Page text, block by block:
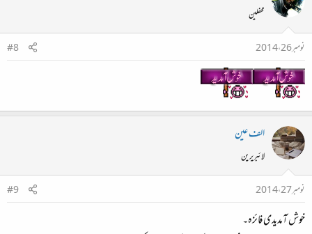
محفلین
نومبر 26، 2014
#8
الف عین
لائبریرین
نومبر 27، 2014
#9
خوش آمدیدی فائزہ۔